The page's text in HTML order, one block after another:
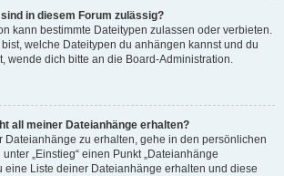
in diesem Forum zulässig?
kann bestimmte Dateitypen zulassen oder verbieten.
welche Dateitypen du anhängen kannst und du
wende dich bitte an die Board-Administration.
all meiner Dateianhänge erhalten?
Dateianhänge zu erhalten, gehe in den persönlichen
„Einstieg“ einen Punkt „Dateianhänge
eine Liste deiner Dateianhänge erhalten und diese